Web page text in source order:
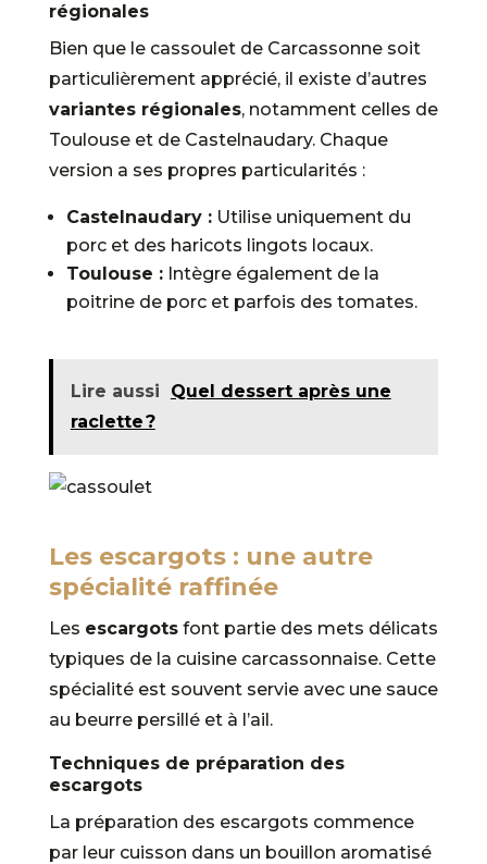
régionales
Bien que le cassoulet de Carcassonne soit
particulièrement apprécié, il existe d’autres
variantes régionales, notamment celles de
Toulouse et de Castelnaudary. Chaque
version a ses propres particularités :
Castelnaudary :Utilise uniquement du
porc et des haricots lingots locaux.
Toulouse :Intègre également de la
poitrine de porc et parfois des tomates.
Lire aussi
Quel dessert après une
raclette ?
Les escargots : une autre
spécialité raffinée
Les escargotsfont partie des mets délicats
typiques de la cuisine carcassonnaise. Cette
spécialité est souvent servie avec une sauce
au beurre persillé et à l’ail.
Techniques de préparation des
escargots
La préparation des escargots commence
par leur cuisson dans un bouillon aromatisé